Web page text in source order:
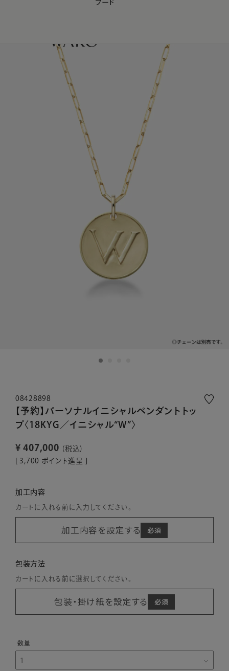
【会員様限定】夏のプレゼントキャンペーン開催中
フード
08428898
【予約】パーソナルイニシャルペンダントトッ
プ〈18KYG／イニシャル“W”〉
¥ 407,000
税込
3,700 ポイント進呈 ]
加工内容
カートに入れる前に入力してください。
加工内容を設定する
包装方法
カートに入れる前に選択してください。
包装・掛け紙を設定する